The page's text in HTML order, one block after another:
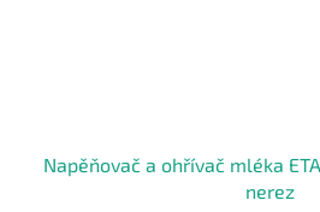
Napěňovač a ohřívač mléka
nerez